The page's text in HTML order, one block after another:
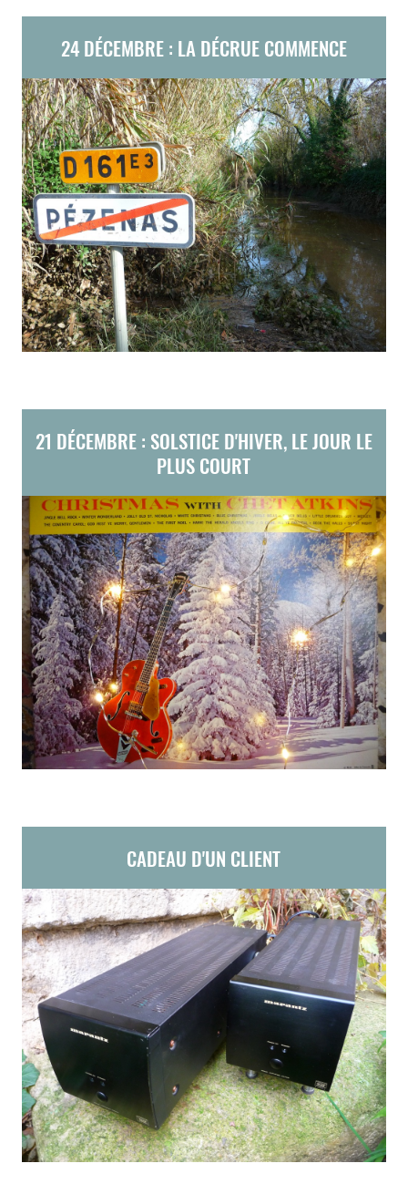
24 DÉCEMBRE : LA DÉCRUE COMMENCE
21 DÉCEMBRE : SOLSTICE D'HIVER, LE JOUR LE
PLUS COURT
CADEAU D'UN CLIENT